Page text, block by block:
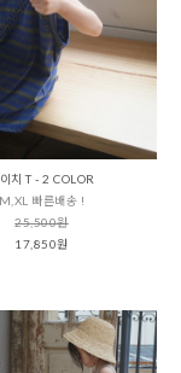
치 T - 2 COLOR
M,XL 빠른배송 !
25,500원
17,850원